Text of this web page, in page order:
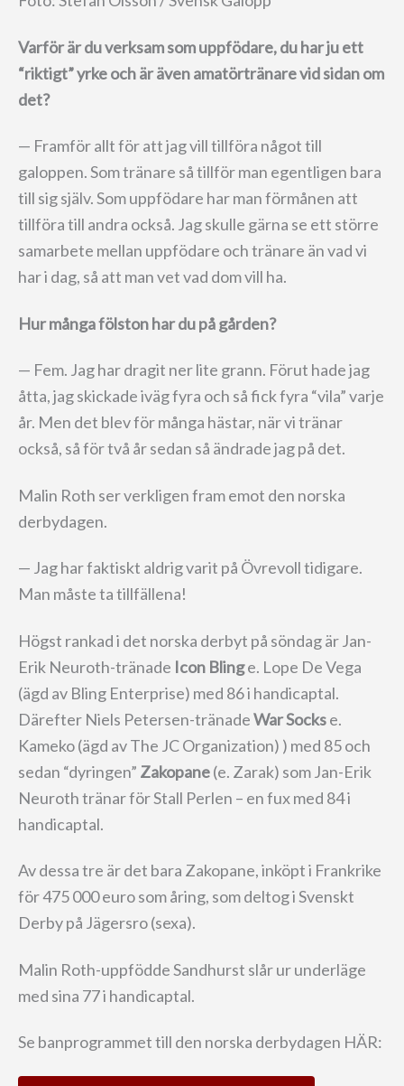
Varför är du verksam som uppfödare, du har ju ett
“riktigt” yrke och är även amatörtränare vid sidan om
det?
— Framför allt för att jag vill tillföra något till
galoppen. Som tränare så tillför man egentligen bara
till sig själv. Som uppfödare har man förmånen att
tillföra till andra också. Jag skulle gärna se ett större
samarbete mellan uppfödare och tränare än vad vi
har i dag, så att man vet vad dom vill ha.
Hur många fölston har du på gården?
— Fem. Jag har dragit ner lite grann. Förut hade jag
åtta, jag skickade iväg fyra och så fick fyra “vila” varje
år. Men det blev för många hästar, när vi tränar
också, så för två år sedan så ändrade jag på det.
Malin Roth ser verkligen fram emot den norska
derbydagen.
— Jag har faktiskt aldrig varit på Övrevoll tidigare.
Man måste ta tillfällena!
Högst rankad i det norska derbyt på söndag är Jan-
Erik Neuroth-tränade Icon Blinge. Lope De Vega
(ägd av Bling Enterprise) med 86 i handicaptal.
Därefter Niels Petersen-tränadeWar Sockse.
Kameko (ägd av The JC Organization) ) med 85 och
sedan “dyringen” Zakopane(e. Zarak) som Jan-Erik
Neuroth tränar för Stall Perlen – en fux med 84 i
handicaptal.
Av dessa tre är det bara Zakopane, inköpt i Frankrike
för 475 000 euro som åring, som deltog i Svenskt
Derby på Jägersro (sexa).
Malin Roth-uppfödde Sandhurst slår ur underläge
med sina 77 i handicaptal.
Se banprogrammet till den norska derbydagen HÄR: